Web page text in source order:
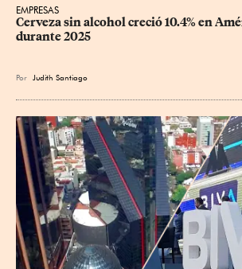
EMPRESAS
Cerveza sin alcohol creció 10.4% en
durante 2025
Por Judith Santiago